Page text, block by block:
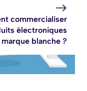
commercialiser
électroniques
marque blanche ?